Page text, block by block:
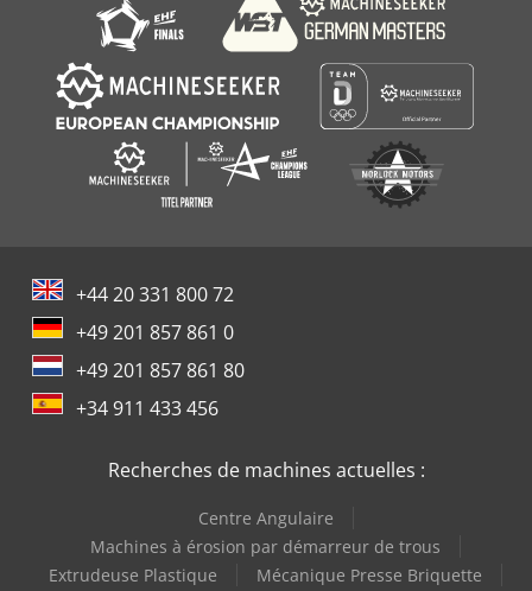
+44 20 331 800 72
+49 201 857 861 0
+49 201 857 861 80
+34 911 433 456
Recherches de machines actuelles :
Centre Angulaire
Machines à érosion par démarreur de trous
Extrudeuse Plastique
Mécanique Presse Briquette